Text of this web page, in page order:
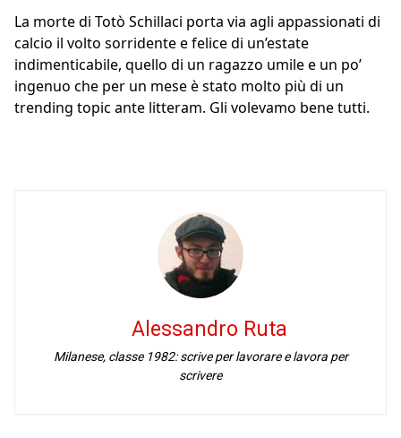
La morte di Totò Schillaci porta via agli appassionati di
calcio il volto sorridente e felice di un’estate
indimenticabile, quello di un ragazzo umile e un po’
ingenuo che per un mese è stato molto più di un
trending topic ante litteram. Gli volevamo bene tutti.
Alessandro Ruta
Milanese, classe 1982: scrive per lavorare e lavora per
scrivere